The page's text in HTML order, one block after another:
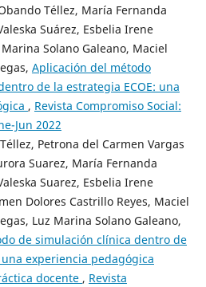
Téllez, María Fernanda
Suárez, Esbelia Irene
Solano Galeano, Maciel
Aplicación del método
de la estrategia ECOE: una
, Revista Compromiso Social:
Jun 2022
Petrona del Carmen Vargas
Suarez, María Fernanda
Suarez, Esbelia Irene
Dolores Castrillo Reyes, Maciel
Luz Marina Solano Galeano,
de simulación clínica dentro de
una experiencia pedagógica
docente , Revista